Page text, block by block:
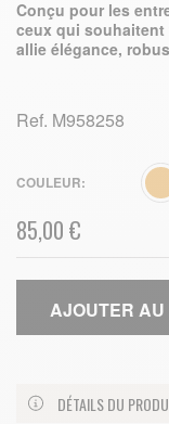
Conçu pour les
ceux qui souhaitent
allie élégance,
Ref. M958258
COULEUR
85,00 €
AJOUTER AU
DÉTAILS DU